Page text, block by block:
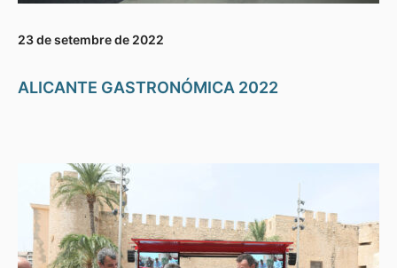
23 de setembre de 2022
ALICANTE GASTRONÓMICA 2022